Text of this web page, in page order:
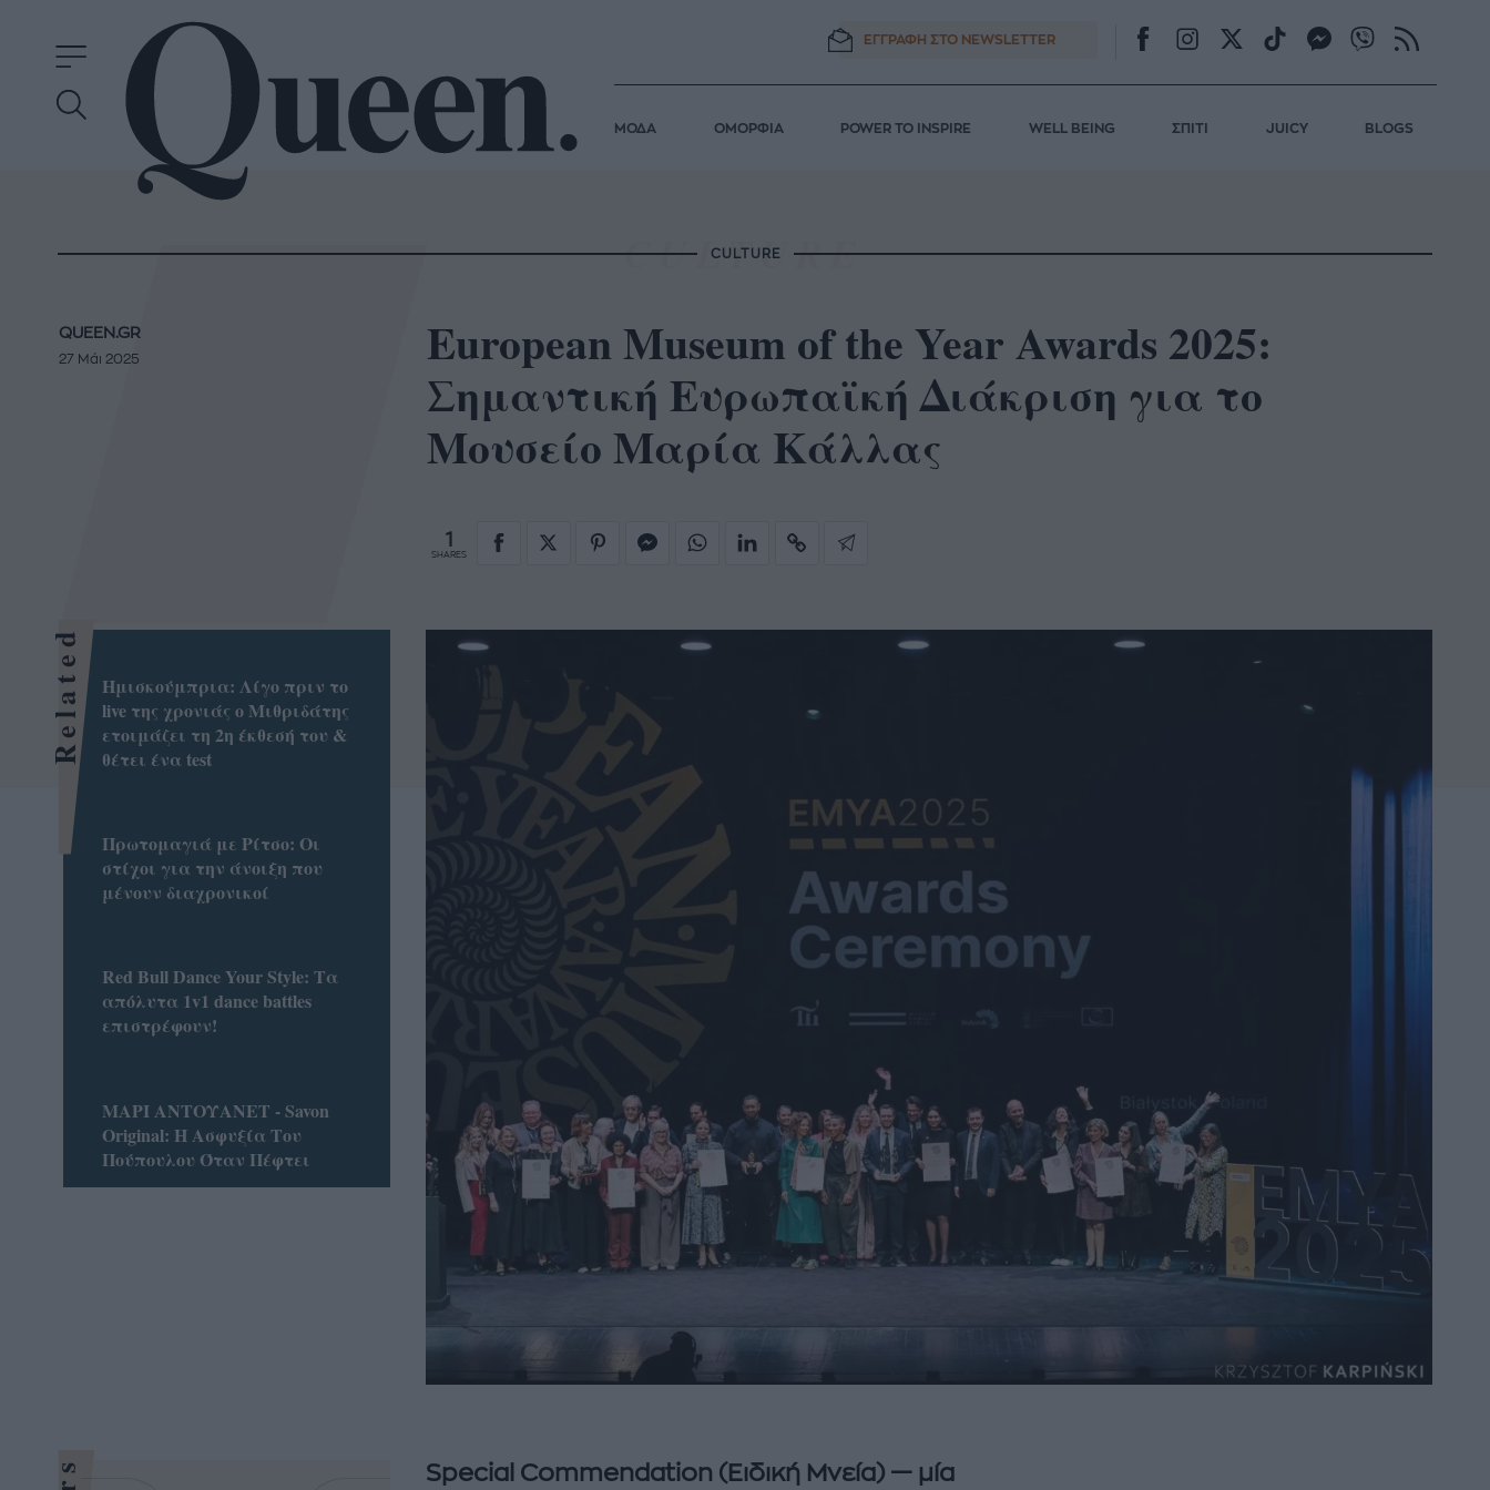
ΕΓΓΡΑΦΗ ΣΤΟ NEWSLETTER
ΜΟΔΑ ΟΜΟΡΦΙΑ POWER TO INSPIRE WELL BEING ΣΠΙΤΙ JUICY BLOGS
CULTURE
European Museum of the Year Awards 2025:
Σημαντική Ευρωπαϊκή Διάκριση για το
Μουσείο Μαρία Κάλλας
1
SHARES
QUEEN.GR
27 Μάι 2025
Special Commendation (Ειδική Μνεία) — μία
Related
Ημισκούμπρια: Λίγο πριν το
live της χρονιάς ο Μιθριδάτης
ετοιμάζει τη 2η έκθεσή του &
θέτει ένα test
Πρωτομαγιά με Ρίτσο: Οι
στίχοι για την άνοιξη που
μένουν διαχρονικοί
Red Bull Dance Your Style: Τα
απόλυτα 1v1 dance battles
επιστρέφουν!
ΜΑΡΙ ΑΝΤΟΥΑΝΕΤ - Savon
Original: Η Ασφυξία Του
Πούπουλου Όταν Πέφτει